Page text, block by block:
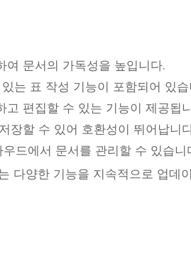
여 문서의 가독성을 높입니다.
는 표 작성 기능이 포함되어 있
편집할 수 있는 기능이 제공됩
장할 수 있어 호환성이 뛰어납니
드에서 문서를 관리할 수 있습니
다양한 기능을 지속적으로 업데